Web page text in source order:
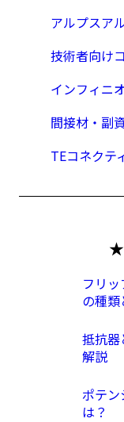
アルプスア
技術者向け
インフィニ
間接材・副
TEコネクテ
★
フリ
の種
抵抗器
解説
ポテ
は？